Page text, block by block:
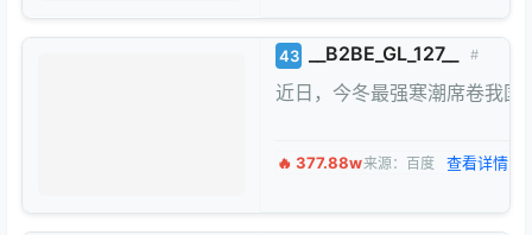
43 __B2BE_GL_127__ #
近日，今冬最强寒潮席卷我
🔥 377.88w来源：百度 查看详情 →